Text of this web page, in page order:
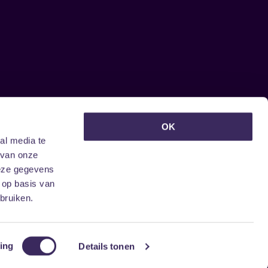
media te
onze
gegevens
basis van
Details tonen
OK
ontvangen?